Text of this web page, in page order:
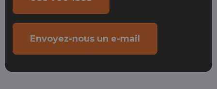
Envoyez-nous un e-mail